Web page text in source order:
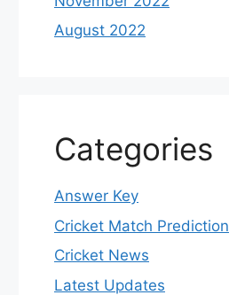
August 2022
Categories
Answer Key
Cricket Match Prediction
Cricket News
Latest Updates